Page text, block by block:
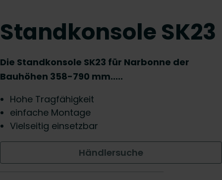
Standkonsole SK23
Die Standkonsole SK23 für Narbonne der
Bauhöhen 358-790 mm.....
Hohe Tragfähigkeit
einfache Montage
Vielseitig einsetzbar
Händlersuche